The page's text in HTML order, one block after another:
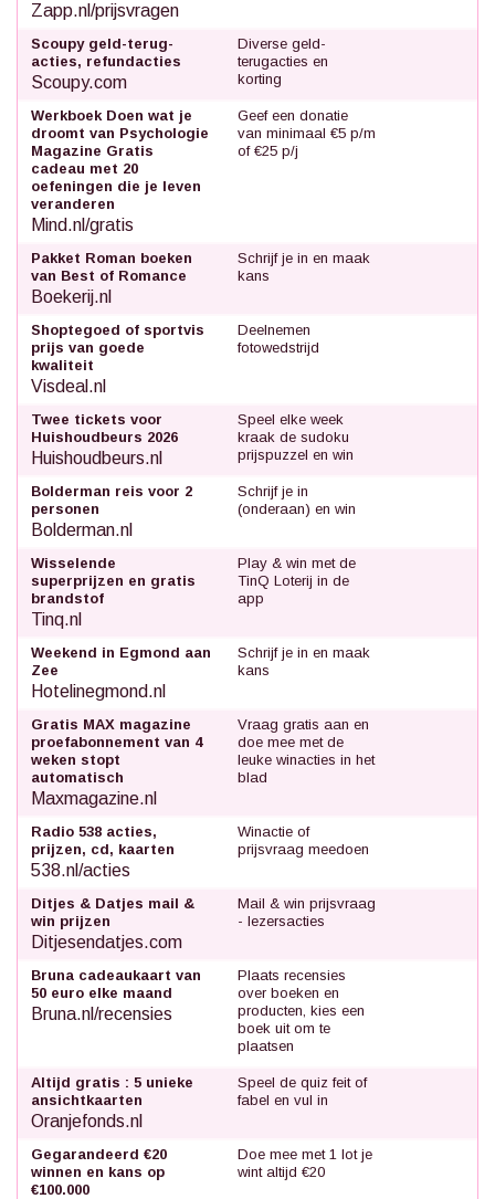
Zapp.nl/prijsvragen
Scoupy geld-terug-
acties, refundacties
Scoupy.com
Diverse geld-
terugacties en
korting
Werkboek Doen wat je
droomt van Psychologie
Magazine Gratis
cadeau met 20
oefeningen die je leven
veranderen
Mind.nl/gratis
Geef een donatie
van minimaal €5 p/m
of €25 p/j
Pakket Roman boeken
van Best of Romance
Boekerij.nl
Schrijf je in en maak
kans
Shoptegoed of sportvis
prijs van goede
kwaliteit
Visdeal.nl
Deelnemen
fotowedstrijd
Twee tickets voor
Huishoudbeurs 2026
Huishoudbeurs.nl
Speel elke week
kraak de sudoku
prijspuzzel en win
Bolderman reis voor 2
personen
Bolderman.nl
Schrijf je in
(onderaan) en win
Wisselende
superprijzen en gratis
brandstof
Tinq.nl
Play & win met de
TinQ Loterij in de
app
Weekend in Egmond aan
Zee
Hotelinegmond.nl
Schrijf je in en maak
kans
Gratis MAX magazine
proefabonnement van 4
weken stopt
automatisch
Maxmagazine.nl
Vraag gratis aan en
doe mee met de
leuke winacties in het
blad
Radio 538 acties,
prijzen, cd, kaarten
538.nl/acties
Winactie of
prijsvraag meedoen
Ditjes & Datjes mail &
win prijzen
Ditjesendatjes.com
Mail & win prijsvraag
- lezersacties
Bruna cadeaukaart van
50 euro elke maand
Bruna.nl/recensies
Plaats recensies
over boeken en
producten, kies een
boek uit om te
plaatsen
Altijd gratis : 5 unieke
ansichtkaarten
Oranjefonds.nl
Speel de quiz feit of
fabel en vul in
Gegarandeerd €20
winnen en kans op
€100.000
Doe mee met 1 lot je
wint altijd €20